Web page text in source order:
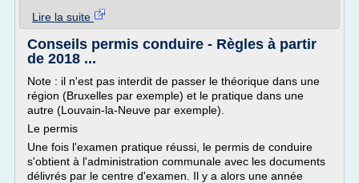
Lire la suite
Conseils permis conduire - Règles à partir
de 2018 ...
Note : il n'est pas interdit de passer le théorique dans une
région (Bruxelles par exemple) et le pratique dans une
autre (Louvain-la-Neuve par exemple).
Le permis
Une fois l'examen pratique réussi, le permis de conduire
s'obtient à l'administration communale avec les documents
délivrés par le centre d'examen. Il y a alors une année